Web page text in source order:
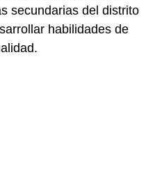
secundarias del distrito
habilidades de